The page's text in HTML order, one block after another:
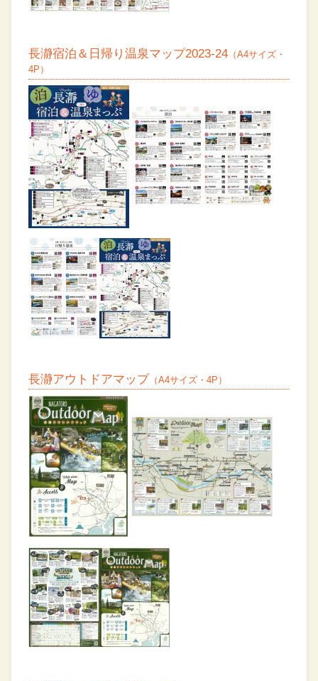
長瀞宿泊＆日帰り温泉マップ2023-24 （A4サイズ・
4P）
長瀞アウトドアマップ （A4サイズ・4P）